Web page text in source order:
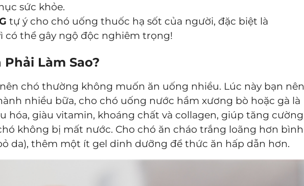
sức khỏe.
tự ý cho chó uống thuốc hạ sốt của người, đặc biệt là
có thể gây ngộ độc nghiêm trọng!
Làm Sao?
chó thường không muốn ăn uống nhiều. Lúc này bạn nên
nhiều bữa, cho chó uống nước hầm xương bò hoặc gà là
hóa, giàu vitamin, khoáng chất và collagen, giúp tăng cường
không bị mất nước. Cho chó ăn cháo trắng loãng hơn bình
da), thêm một ít gel dinh dưỡng để thức ăn hấp dẫn hơn.